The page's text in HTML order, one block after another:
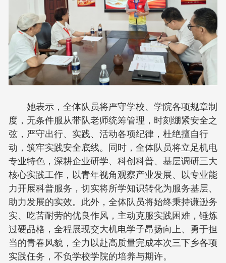
她表示，全体队员将严守学校、学院各项规章制
度，无条件服从带队老师统筹管理，时刻绷紧安全之
弦，严守出行、实践、活动各项纪律，杜绝擅自行
动，筑牢实践安全底线。同时，全体队员将立足机电
专业特色，深耕企业研学、科创科普、基层调研三大
核心实践工作，以青年视角观察产业发展、以专业能
力开展科普服务，切实将所学知识转化为服务基层、
助力发展的实效。此外，全体队员将始终秉持谦逊务
实、吃苦耐劳的优良作风，主动克服实践困难，锤炼
过硬品格，全程展现交大机电学子昂扬向上、勇于担
当的青春风貌，全力以赴高质量完成本次三下乡各项
实践任务，不负学校学院的培养与期许。